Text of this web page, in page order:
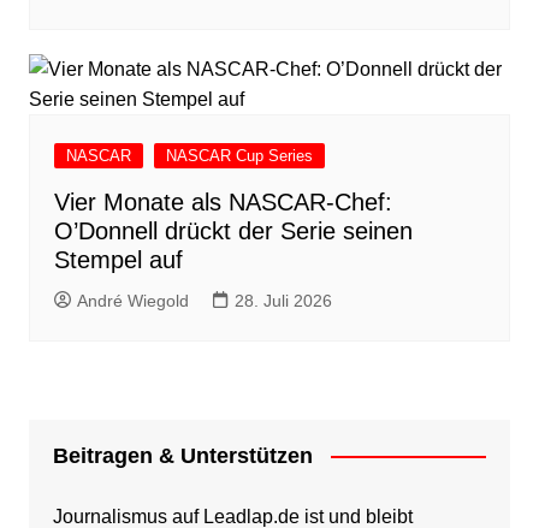
NASCAR NASCAR Cup Series
Vier Monate als NASCAR-Chef:
O’Donnell drückt der Serie seinen
Stempel auf
André Wiegold 28. Juli 2026
Beitragen & Unterstützen
Journalismus auf Leadlap.de ist und bleibt